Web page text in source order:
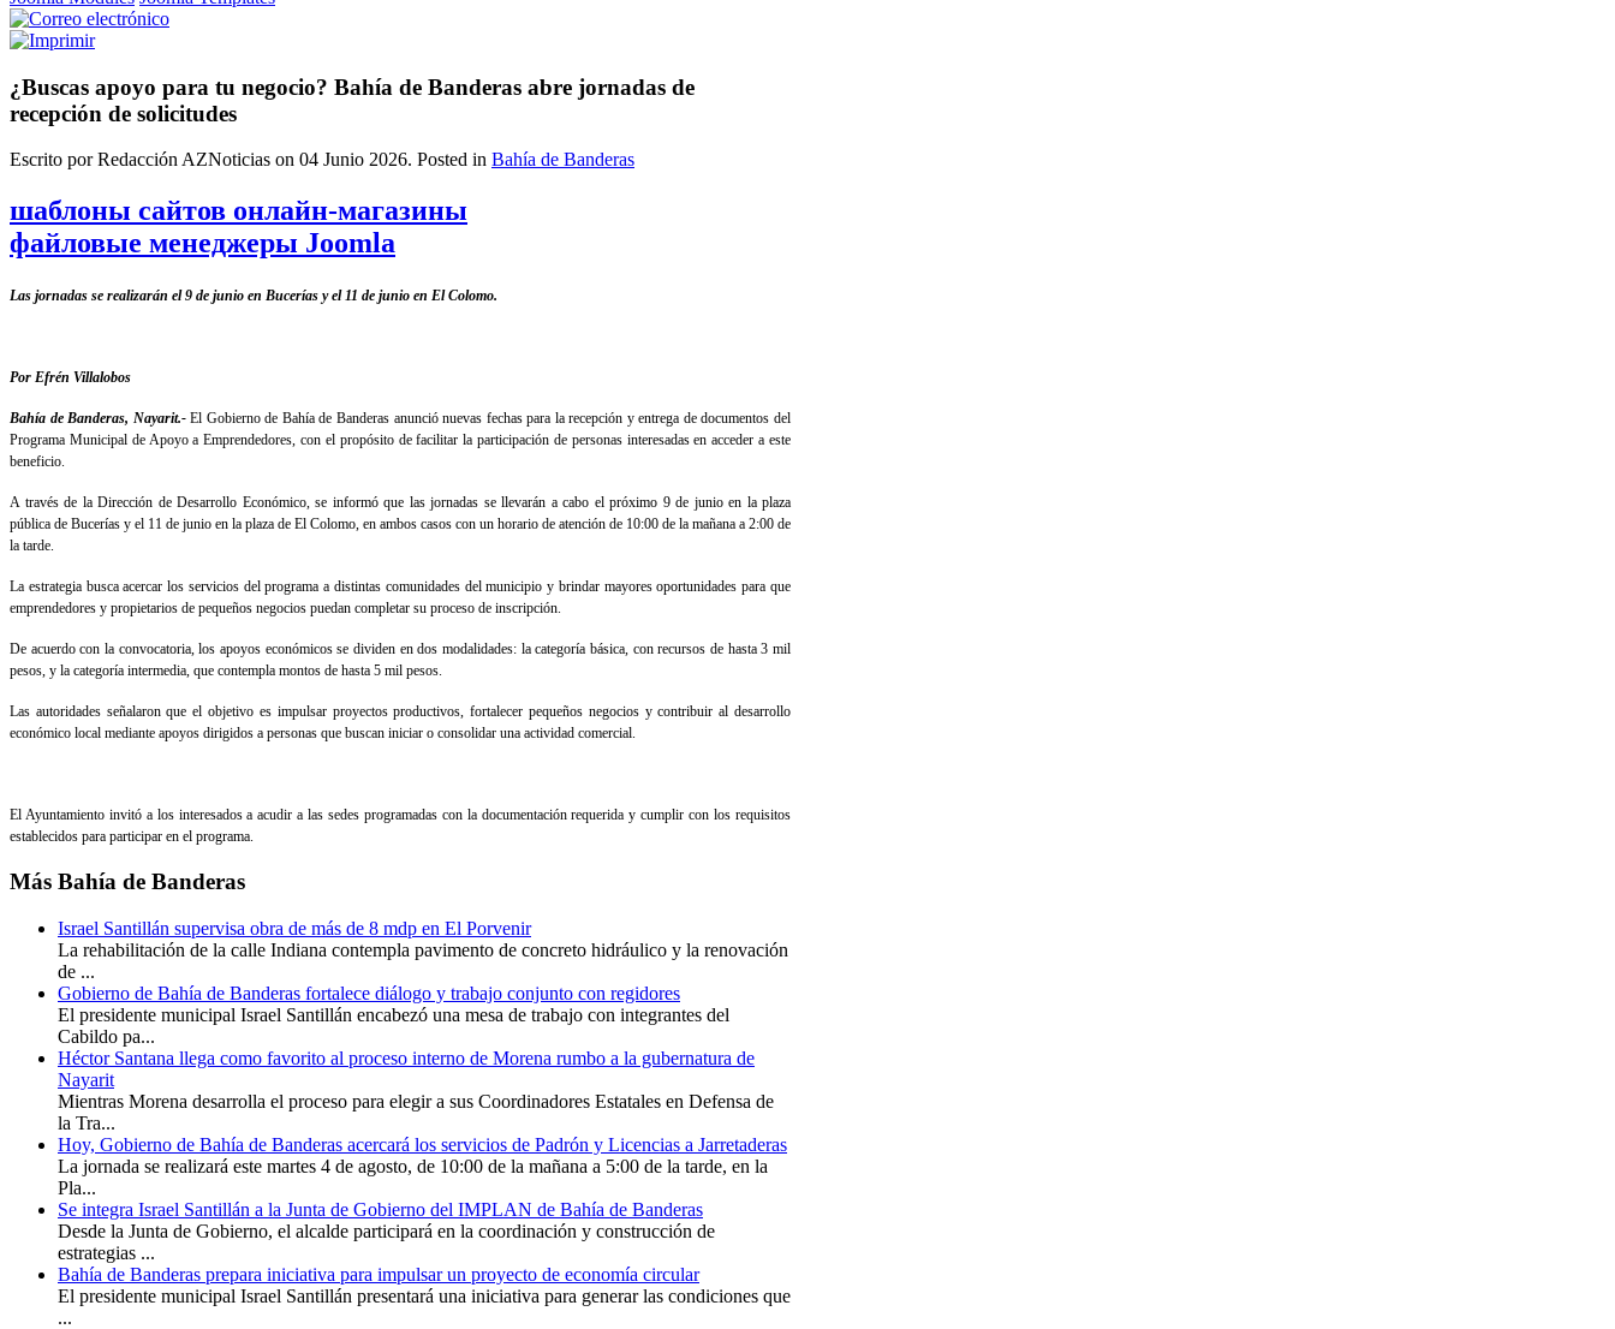
¿Buscas apoyo para tu negocio? Bahía de Banderas abre jornadas de
recepción de solicitudes
Escrito por Redacción AZNoticias on 04 Junio 2026. Posted in Bahía de Banderas
шаблоны сайтов онлайн-магазины
файловые менеджеры Joomla
Las jornadas se realizarán el 9 de junio en Bucerías y el 11 de junio en El Colomo.
Por Efrén Villalobos
Bahía de Banderas, Nayarit.- El Gobierno de Bahía de Banderas anunció nuevas fechas para la recepción y entrega de documentos del
Programa Municipal de Apoyo a Emprendedores, con el propósito de facilitar la participación de personas interesadas en acceder a este
beneficio.
A través de la Dirección de Desarrollo Económico, se informó que las jornadas se llevarán a cabo el próximo 9 de junio en la plaza
pública de Bucerías y el 11 de junio en la plaza de El Colomo, en ambos casos con un horario de atención de 10:00 de la mañana a 2:00 de
la tarde.
La estrategia busca acercar los servicios del programa a distintas comunidades del municipio y brindar mayores oportunidades para que
emprendedores y propietarios de pequeños negocios puedan completar su proceso de inscripción.
De acuerdo con la convocatoria, los apoyos económicos se dividen en dos modalidades: la categoría básica, con recursos de hasta 3 mil
pesos, y la categoría intermedia, que contempla montos de hasta 5 mil pesos.
Las autoridades señalaron que el objetivo es impulsar proyectos productivos, fortalecer pequeños negocios y contribuir al desarrollo
económico local mediante apoyos dirigidos a personas que buscan iniciar o consolidar una actividad comercial.
El Ayuntamiento invitó a los interesados a acudir a las sedes programadas con la documentación requerida y cumplir con los requisitos
establecidos para participar en el programa.
Más Bahía de Banderas
Israel Santillán supervisa obra de más de 8 mdp en El Porvenir
La rehabilitación de la calle Indiana contempla pavimento de concreto hidráulico y la renovación
de ...
Gobierno de Bahía de Banderas fortalece diálogo y trabajo conjunto con regidores
El presidente municipal Israel Santillán encabezó una mesa de trabajo con integrantes del
Cabildo pa...
Héctor Santana llega como favorito al proceso interno de Morena rumbo a la gubernatura de
Nayarit
Mientras Morena desarrolla el proceso para elegir a sus Coordinadores Estatales en Defensa de
la Tra...
Hoy, Gobierno de Bahía de Banderas acercará los servicios de Padrón y Licencias a Jarretaderas
La jornada se realizará este martes 4 de agosto, de 10:00 de la mañana a 5:00 de la tarde, en la
Pla...
Se integra Israel Santillán a la Junta de Gobierno del IMPLAN de Bahía de Banderas
Desde la Junta de Gobierno, el alcalde participará en la coordinación y construcción de
estrategias ...
Bahía de Banderas prepara iniciativa para impulsar un proyecto de economía circular
El presidente municipal Israel Santillán presentará una iniciativa para generar las condiciones que
...